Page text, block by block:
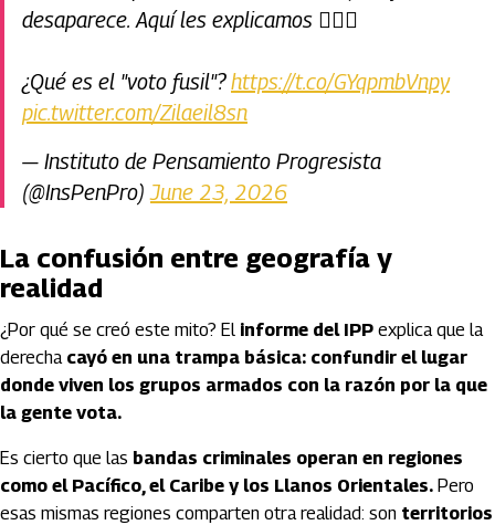
desaparece. Aquí les explicamos 👇🏽🧵
¿Qué es el "voto fusil"?https://t.co/GYqpmbVnpy
pic.twitter.com/Zilaeil8sn
— Instituto de Pensamiento Progresista
(@InsPenPro)June 23, 2026
La confusión entre geografía y
realidad
¿Por qué se creó este mito? El informe del IPP explica que la
derecha cayó en una trampa básica: confundir el lugar
donde viven los grupos armados con la razón por la que
la gente vota.
Es cierto que las bandas criminales operan en regiones
como el Pacífico, el Caribe y los Llanos Orientales. Pero
esas mismas regiones comparten otra realidad: son territorios